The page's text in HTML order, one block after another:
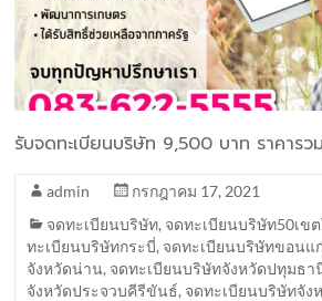
รับจดทะเบียนบริษัท 9,500 บาท ราคารว
admin
กรกฎาคม 17, 2021
จดทะเบียนบริษัท, จดทะเบียนบริษัท50เข
ทะเบียนบริษัทกระบี่, จดทะเบียนบริษัทขอนแ
จังหวัดน่าน, จดทะเบียนบริษัทจังหวัดปทุมธา
จังหวัดประจวบคีรีขันธ์, จดทะเบียนบริษัทจัง